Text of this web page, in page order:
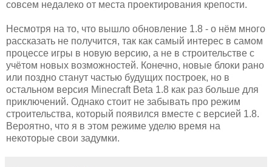
совсем недалеко от места проектирования крепости.
Несмотря на то, что вышло обновление 1.8 - о нём много
рассказать не получится, так как самый интерес в самом
процессе игры в новую версию, а не в строительстве с
учётом новых возможностей. Конечно, новые блоки рано
или поздно станут частью будущих построек, но в
остальном версия Minecraft Beta 1.8 как раз больше для
приключений. Однако стоит не забывать про режим
строительства, который появился вместе с версией 1.8.
Вероятно, что я в этом режиме уделю время на
некоторые свои задумки.